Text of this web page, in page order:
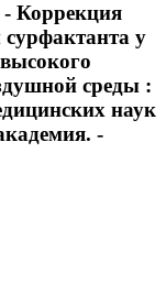
Коррекция
у
среды :
наук
-